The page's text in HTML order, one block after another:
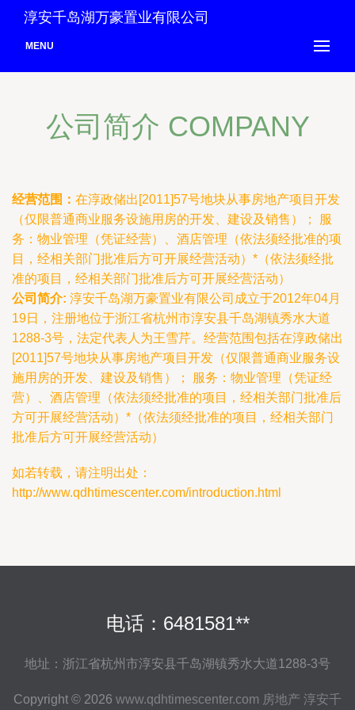
淳安千岛湖万豪置业有限公司
MENU
公司简介 COMPANY
经营范围： 在淳政储出[2011]57号地块从事房地产项目开发
（仅限普通商业服务设施用房的开发、建设及销售）； 服
务：物业管理（凭证经营）、酒店管理（依法须经批准的项
目，经相关部门批准后方可开展经营活动）*（依法须经批
准的项目，经相关部门批准后方可开展经营活动）
公司简介: 淳安千岛湖万豪置业有限公司成立于2012年04月
19日，注册地位于浙江省杭州市淳安县千岛湖镇秀水大道
1288-3号，法定代表人为王雪芹。经营范围包括在淳政储出
[2011]57号地块从事房地产项目开发（仅限普通商业服务设
施用房的开发、建设及销售）； 服务：物业管理（凭证经
营）、酒店管理（依法须经批准的项目，经相关部门批准后
方可开展经营活动）*（依法须经批准的项目，经相关部门
批准后方可开展经营活动）
如若转载，请注明出处：
http://www.qdhtimescenter.com/introduction.html
电话：6481581**
地址：浙江省杭州市淳安县千岛湖镇秀水大道1288-3号
Copyright © 2026 www.qdhtimescenter.com 房地产 淳安千